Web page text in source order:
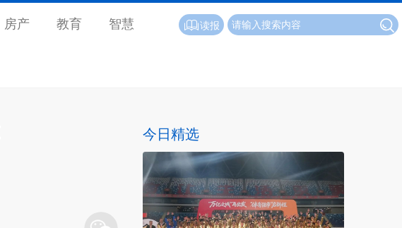
房产 教育 智慧 读报
今日精选